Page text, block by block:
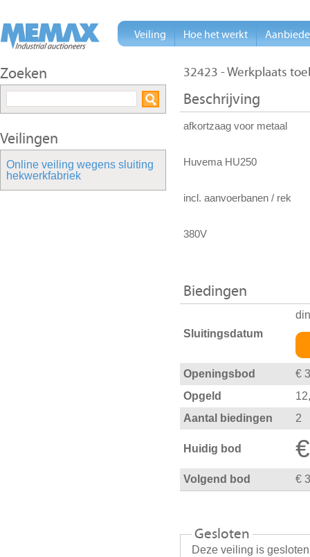
32423 - Werkplaats
Beschrijving
afkortzaag voor metaal
Huvema HU250
incl. aanvoerbanen / rek
380V
Biedingen
Sluitingsdatum
Openingsbod
€
Opgeld
Aantal biedingen
2
Huidig bod
Volgend bod €
Gesloten
Deze veiling is
Zoeken
Veilingen
Online veiling wegens sluiting
hekwerkfabriek
Veiling Hoe het werkt